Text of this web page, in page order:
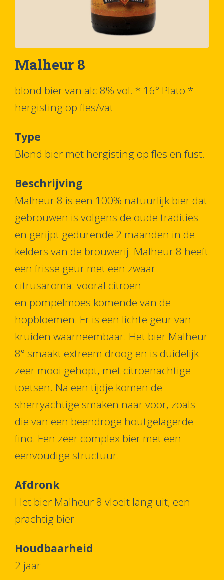
Malheur 8
blond bier van alc 8% vol. * 16° Plato *
hergisting op fles/vat
Type
Blond bier met hergisting op fles en fust.
Beschrijving
Malheur 8 is een 100% natuurlijk bier dat
gebrouwen is volgens de oude tradities
en gerijpt gedurende 2 maanden in de
kelders van de brouwerij. Malheur 8 heeft
een frisse geur met een zwaar
citrusaroma: vooral citroen
en pompelmoes komende van de
hopbloemen. Er is een lichte geur van
kruiden waarneembaar. Het bier Malheur
8° smaakt extreem droog en is duidelijk
zeer mooi gehopt, met citroenachtige
toetsen. Na een tijdje komen de
sherryachtige smaken naar voor, zoals
die van een beendroge houtgelagerde
fino. Een zeer complex bier met een
eenvoudige structuur.
Afdronk
Het bier Malheur 8 vloeit lang uit, een
prachtig bier
Houdbaarheid
2 jaar